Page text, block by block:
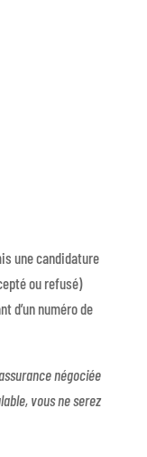
une candidature
ou refusé)
d’un numéro de
négociée
vous ne serez